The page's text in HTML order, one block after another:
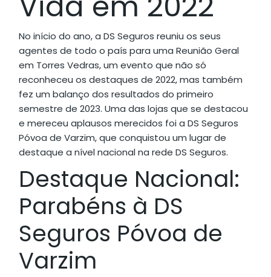
No início do ano, a DS Seguros reuniu os seus
agentes de todo o país para uma Reunião Geral
em Torres Vedras, um evento que não só
reconheceu os destaques de 2022, mas também
fez um balanço dos resultados do primeiro
semestre de 2023. Uma das lojas que se destacou
e mereceu aplausos merecidos foi a DS Seguros
Póvoa de Varzim, que conquistou um lugar de
destaque a nível nacional na rede DS Seguros.
Destaque Nacional:
Parabéns à DS
Seguros Póvoa de
Varzim